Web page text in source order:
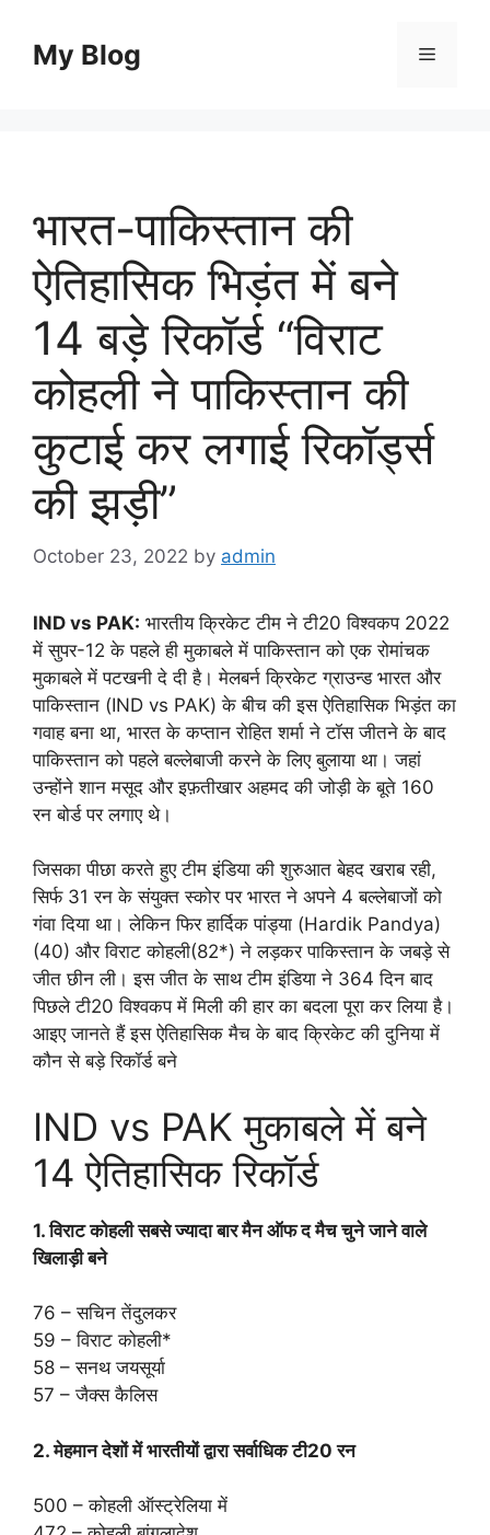
contentMy Blog Menu
भारत-पाकिस्तान की
ऐतिहासिक भिड़ंत में बने
14 बड़े रिकॉर्ड “विराट
कोहली ने पाकिस्तान की
कुटाई कर लगाई रिकॉर्ड्स
की झड़ी”
October 23, 2022 by admin
IND vs PAK: भारतीय क्रिकेट टीम ने टी20 विश्वकप 2022
में सुपर-12 के पहले ही मुकाबले में पाकिस्तान को एक रोमांचक
मुकाबले में पटखनी दे दी है। मेलबर्न क्रिकेट ग्राउन्ड भारत और
पाकिस्तान (IND vs PAK) के बीच की इस ऐतिहासिक भिड़ंत का
गवाह बना था, भारत के कप्तान रोहित शर्मा ने टॉस जीतने के बाद
पाकिस्तान को पहले बल्लेबाजी करने के लिए बुलाया था। जहां
उन्होंने शान मसूद और इफ़तीखार अहमद की जोड़ी के बूते 160
रन बोर्ड पर लगाए थे।
जिसका पीछा करते हुए टीम इंडिया की शुरुआत बेहद खराब रही,
सिर्फ 31 रन के संयुक्त स्कोर पर भारत ने अपने 4 बल्लेबाजों को
गंवा दिया था। लेकिन फिर हार्दिक पांड्या (Hardik Pandya)
(40) और विराट कोहली(82*) ने लड़कर पाकिस्तान के जबड़े से
जीत छीन ली। इस जीत के साथ टीम इंडिया ने 364 दिन बाद
पिछले टी20 विश्वकप में मिली की हार का बदला पूरा कर लिया है।
आइए जानते हैं इस ऐतिहासिक मैच के बाद क्रिकेट की दुनिया में
कौन से बड़े रिकॉर्ड बने
IND vs PAK मुकाबले में बने
14 ऐतिहासिक रिकॉर्ड
1. विराट कोहली सबसे ज्यादा बार मैन ऑफ द मैच चुने जाने वाले
खिलाड़ी बने
76 – सचिन तेंदुलकर
59 – विराट कोहली*
58 – सनथ जयसूर्या
57 – जैक्स कैलिस
2. मेहमान देशों में भारतीयों द्वारा सर्वाधिक टी20 रन
500 – कोहली ऑस्ट्रेलिया में